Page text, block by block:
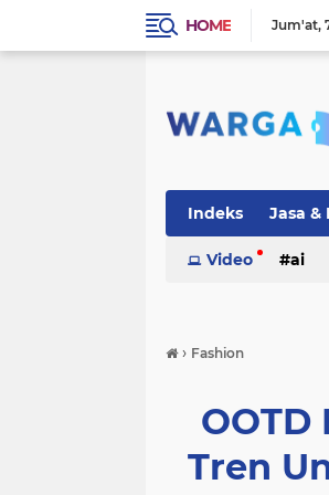
HOME Jum'at
Indeks Jasa &
Video ai
› Fashion
Tren